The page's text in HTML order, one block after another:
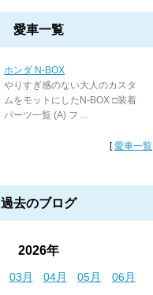
愛車一覧
ホンダ N-BOX
やりすぎ感のない大人のカスタ
ムをモットにしたN-BOX □装着
パーツ一覧 (A) フ ...
[愛車一覧
過去のブログ
2026年
03月 04月 05月
06月